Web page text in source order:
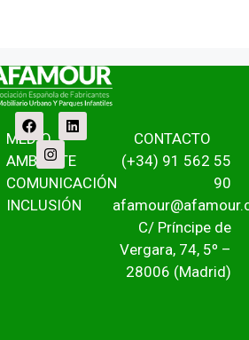
MEDIO
AMBIENTE
COMUNICACIÓN
INCLUSIÓN
CONTACTO
(+34) 91 562 55
90
C/ Príncipe de
Vergara, 74, 5º –
28006 (Madrid)